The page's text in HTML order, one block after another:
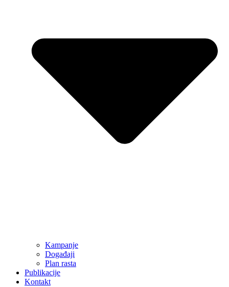
Kampanje
Događaji
Plan rasta
Publikacije
Kontakt